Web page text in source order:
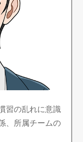
習の乱れに意識
、所属チームの